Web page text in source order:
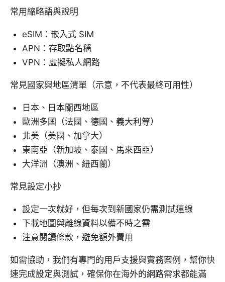
常用縮略語與說明
eSIM：嵌入式 SIM
APN：存取點名稱
VPN：虛擬私人網路
常見國家與地區清單（示意，不代表最終可用性）
日本、日本關西地區
歐洲多國（法國、德國、義大利等）
北美（美國、加拿大）
東南亞（新加坡、泰國、馬來西亞）
大洋洲（澳洲、紐西蘭）
常見設定小抄
設定一次就好，但每次到新國家仍需測試連線
下載地圖與離線資料以備不時之需
注意閱讀條款，避免額外費用
如需協助，我們有專門的用戶支援與實務案例，幫你快
速完成設定與測試，確保你在海外的網路需求都能滿